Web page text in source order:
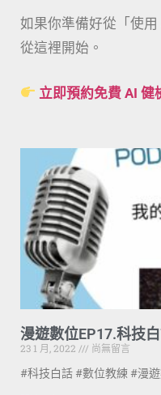
如果你準備好從「使
從這裡開始。
立即預約免費 AI 健
漫遊數位EP17.科技
23 1 月, 2022
尚無留言
#科技白話 #數位教練 #漫